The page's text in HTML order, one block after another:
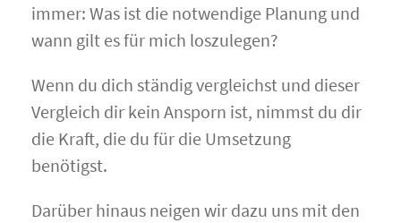
immer: Was ist die notwendige Planung und
wann gilt es für mich loszulegen?
Wenn du dich ständig vergleichst und dieser
Vergleich dir kein Ansporn ist, nimmst du dir
die Kraft, die du für die Umsetzung
benötigst.
Darüber hinaus neigen wir dazu uns mit den